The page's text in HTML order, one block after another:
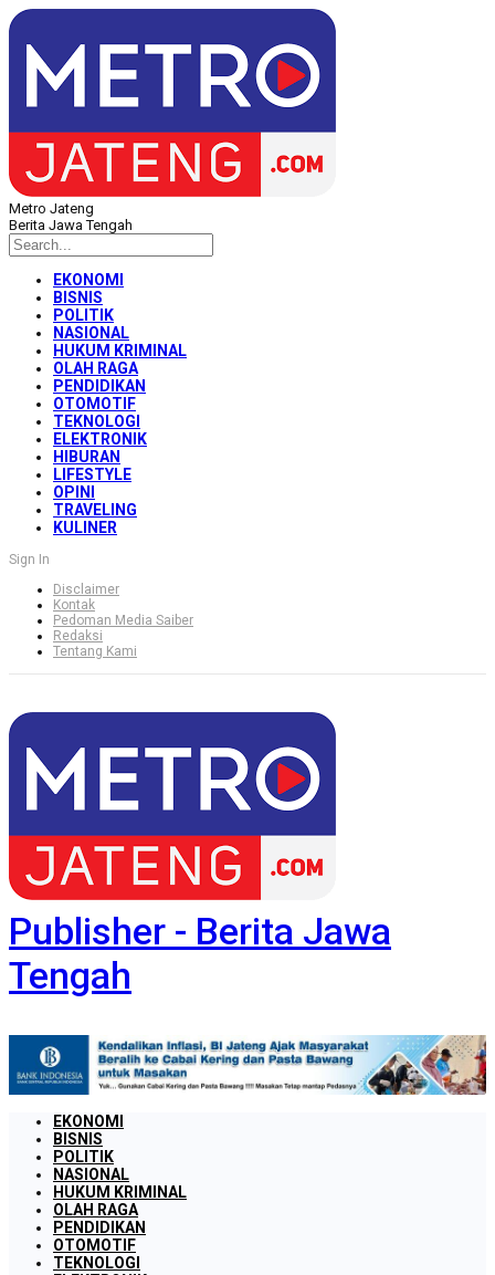
Metro Jateng
Berita Jawa Tengah
EKONOMI
BISNIS
POLITIK
NASIONAL
HUKUM KRIMINAL
OLAH RAGA
PENDIDIKAN
OTOMOTIF
TEKNOLOGI
ELEKTRONIK
HIBURAN
LIFESTYLE
OPINI
TRAVELING
KULINER
Sign In
Disclaimer
Kontak
Pedoman Media Saiber
Redaksi
Tentang Kami
Publisher - Berita Jawa
Tengah
EKONOMI
BISNIS
POLITIK
NASIONAL
HUKUM KRIMINAL
OLAH RAGA
PENDIDIKAN
OTOMOTIF
TEKNOLOGI